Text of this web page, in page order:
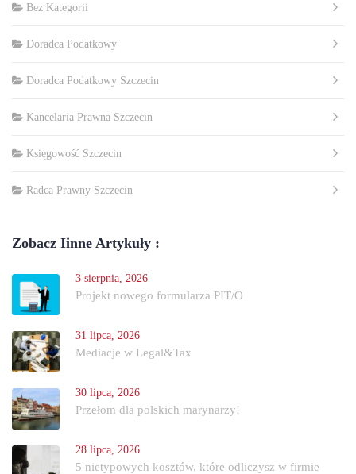
Bez Kategorii
Doradca Podatkowy
Doradca Podatkowy Szczecin
Kancelaria Prawna Szczecin
Księgowość Szczecin
Radca Prawny Szczecin
Zobacz Iinne Artykuły :
3 sierpnia, 2026
Projekt nowego formularza PIT/O
31 lipca, 2026
Mediacje w Legal&Tax
30 lipca, 2026
Przełom dla polskich marynarzy!
28 lipca, 2026
5 nietypowych kosztów, które odliczysz w firmie